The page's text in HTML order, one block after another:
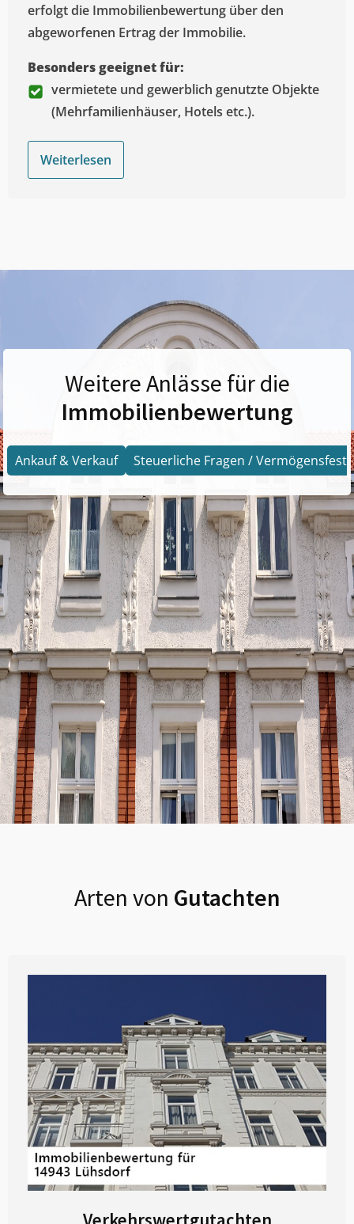
erfolgt die Immobilienbewertung über den
abgeworfenen Ertrag der Immobilie.
Besonders geeignet für:
vermietete und gewerblich genutzte Objekte
(Mehrfamilienhäuser, Hotels etc.).
Weiterlesen
Weitere Anlässe für die
Immobilienbewertung
Ankauf & Verkauf Steuerliche Fragen /
Arten von Gutachten